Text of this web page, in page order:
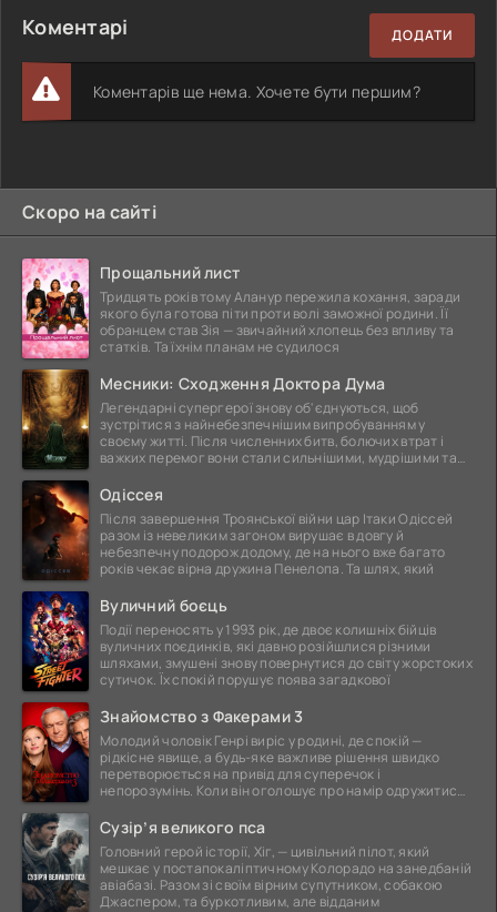
Коментарі ДОДАТИ
Коментарів ще нема. Хочете бути першим?
Скоро на сайті
Прощальний лист
Тридцять років тому Аланур пережила кохання, заради
якого була готова піти проти волі заможної родини. Її
обранцем став Зія — звичайний хлопець без впливу та
статків. Та їхнім планам не судилося
Месники: Сходження Доктора Дума
Легендарні супергерої знову об'єднуються, щоб
зустрітися з найнебезпечнішим випробуванням у
своєму житті. Після численних битв, болючих втрат і
важких перемог вони стали сильнішими, мудрішими та
Одіссея
Після завершення Троянської війни цар Ітаки Одіссей
разом із невеликим загоном вирушає в довгу й
небезпечну подорож додому, де на нього вже багато
років чекає вірна дружина Пенелопа. Та шлях, який
Вуличний боєць
Події переносять у 1993 рік, де двоє колишніх бійців
вуличних поєдинків, які давно розійшлися різними
шляхами, змушені знову повернутися до світу жорстоких
сутичок. Їх спокій порушує поява загадкової
Знайомство з Факерами 3
Молодий чоловік Генрі виріс у родині, де спокій —
рідкісне явище, а будь-яке важливе рішення швидко
перетворюється на привід для суперечок і
непорозумінь. Коли він оголошує про намір одружитися,
Сузір’я великого пса
Головний герой історії, Хіг, — цивільний пілот, який
мешкає у постапокаліптичному Колорадо на занедбаній
авіабазі. Разом зі своїм вірним супутником, собакою
Джаспером, та буркотливим, але відданим